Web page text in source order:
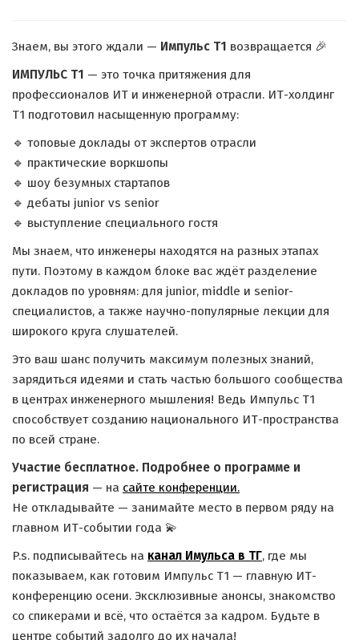
Знаем, вы этого ждали — Импульс Т1 возвращается 🎉
ИМПУЛЬС Т1 — это точка притяжения для
профессионалов ИТ и инженерной отрасли. ИТ-холдинг
Т1 подготовил насыщенную программу:
🔹 топовые доклады от экспертов отрасли
🔹 практические воркшопы
🔹 шоу безумных стартапов
🔹 дебаты junior vs senior
🔹 выступление специального гостя
Мы знаем, что инженеры находятся на разных этапах
пути. Поэтому в каждом блоке вас ждёт разделение
докладов по уровням: для junior, middle и senior-
специалистов, а также научно-популярные лекции для
широкого круга слушателей.
Это ваш шанс получить максимум полезных знаний,
зарядиться идеями и стать частью большого сообщества
в центрах инженерного мышления! Ведь Импульс Т1
способствует созданию национального ИТ-пространства
по всей стране.
Участие бесплатное. Подробнее о программе и
регистрация — на сайте конференции.
Не откладывайте — занимайте место в первом ряду на
главном ИТ-событии года 💫
P.s. подписывайтесь на канал Имульса в ТГ, где мы
показываем, как готовим Импульс Т1 — главную ИТ-
конференцию осени. Эксклюзивные анонсы, знакомство
со спикерами и всё, что остаётся за кадром. Будьте в
центре событий задолго до их начала!